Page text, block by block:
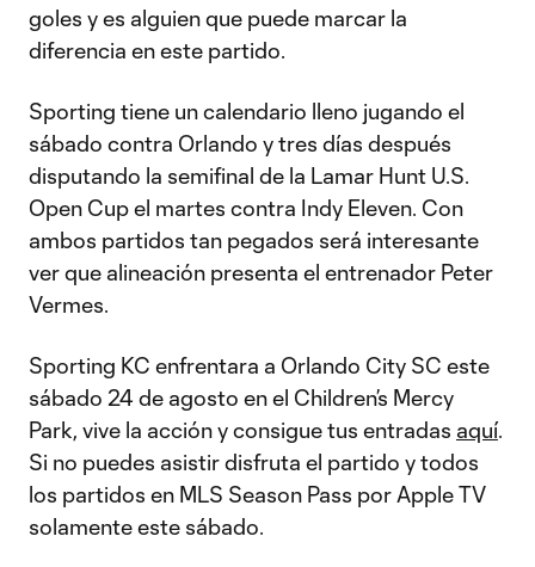
goles y es alguien que puede marcar la
diferencia en este partido.
Sporting tiene un calendario lleno jugando el
sábado contra Orlando y tres días después
disputando la semifinal de la Lamar Hunt U.S.
Open Cup el martes contra Indy Eleven. Con
ambos partidos tan pegados será interesante
ver que alineación presenta el entrenador Peter
Vermes.
Sporting KC enfrentara a Orlando City SC este
sábado 24 de agosto en el Children’s Mercy
Park, vive la acción y consigue tus entradas aquí.
Si no puedes asistir disfruta el partido y todos
los partidos en MLS Season Pass por Apple TV
solamente este sábado.